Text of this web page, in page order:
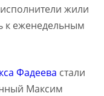
жили
к еженедельным
Фадеева стали
Максим